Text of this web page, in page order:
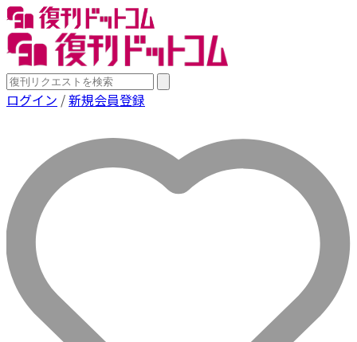
ログイン /新規会員登録